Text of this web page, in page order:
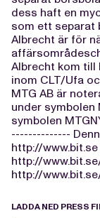
dess haft en
som ett separat
Albrecht är för
Albrecht kom till
inom CLT/Ufa
MTG AB är
under symbolen
symbolen
--------------
http://
http://
http://
LADDA NED PRESS